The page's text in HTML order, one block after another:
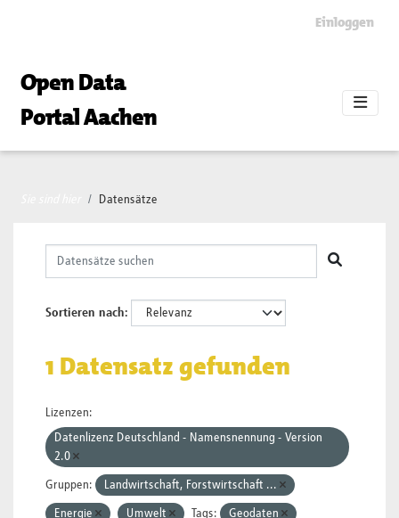
Einloggen
Open Data
Portal Aachen
Datensätze
Sortieren nach
1 Datensatz gefunden
Lizenzen:
Datenlizenz Deutschland - Namensnennung - Version
2.0
Gruppen: Landwirtschaft, Forstwirtschaft ...
Energie Umwelt Tags: Geodaten